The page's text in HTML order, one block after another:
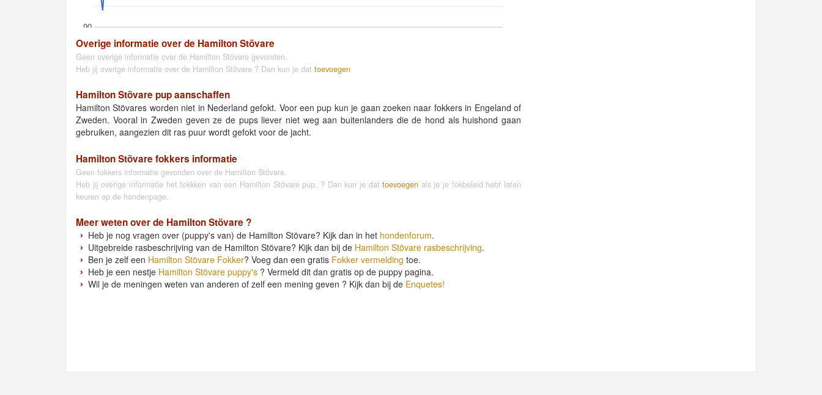
90
Overige informatie over de Hamilton Stövare
Geen overige informatie over de Hamilton Stövare gevonden.
Heb jij overige informatie over de Hamilton Stövare ? Dan kun je dat toevoegen
Hamilton Stövare pup aanschaffen
Hamilton Stövares worden niet in Nederland gefokt. Voor een pup kun je gaan zoeken naar fokkers in Engeland of
Zweden. Vooral in Zweden geven ze de pups liever niet weg aan buitenlanders die de hond als huishond gaan
gebruiken, aangezien dit ras puur wordt gefokt voor de jacht.
Hamilton Stövare fokkers informatie
Geen fokkers informatie gevonden over de Hamilton Stövare.
Heb jij overige informatie het fokkken van een Hamilton Stövare pup. ? Dan kun je dattoevoegen als je je fokbeleid hebt laten
keuren op de hondenpage.
Meer weten over de Hamilton Stövare ?
Heb je nog vragen over (puppy's van) de Hamilton Stövare? Kijk dan in het hondenforum.
Uitgebreide rasbeschrijving van de Hamilton Stövare? Kijk dan bij de Hamilton Stövare rasbeschrijving.
Ben je zelf een Hamilton Stövare Fokker? Voeg dan een gratis Fokker vermelding toe.
Heb je een nestje Hamilton Stövare puppy's ? Vermeld dit dan gratis op de puppy pagina.
Wil je de meningen weten van anderen of zelf een mening geven ? Kijk dan bij de Enquetes!